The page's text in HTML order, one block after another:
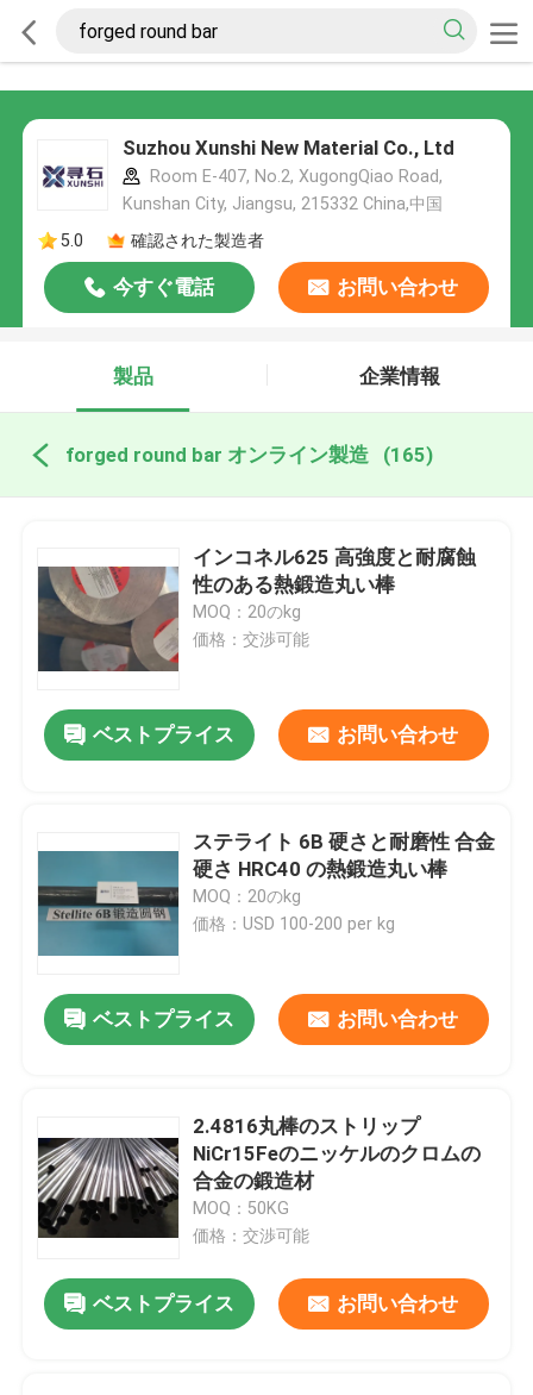
Suzhou Xunshi New Material Co., Ltd
Room E-407, No.2, XugongQiao Road,
Kunshan City, Jiangsu, 215332 China,中国
5.0
確認された製造者
今すぐ電話 お問い合わせ
製品 企業情報
forged round bar オンライン製造 (165)
インコネル625 高強度と耐腐蝕
性のある熱鍛造丸い棒
MOQ：20のkg
価格：交渉可能
ベストプライス お問い合わせ
ステライト 6B 硬さと耐磨性 合金
硬さ HRC40 の熱鍛造丸い棒
MOQ：20のkg
価格：USD 100-200 per kg
ベストプライス お問い合わせ
2.4816丸棒のストリップ
NiCr15Feのニッケルのクロムの
合金の鍛造材
MOQ：50KG
価格：交渉可能
ベストプライス お問い合わせ